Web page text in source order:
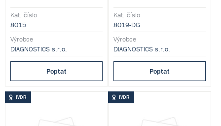
metodou.
Kat. číslo
8015
Výrobce
DIAGNOSTICS s.r.o.
Poptat
metodou.
Kat. číslo
8019-DG
Výrobce
DIAGNOSTICS s.r.o.
Poptat
IVDR IVDR